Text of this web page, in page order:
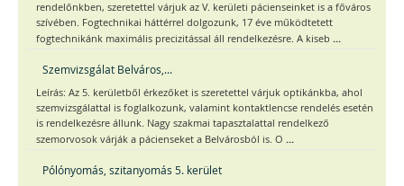
rendelőnkben, szeretettel várjuk az V. kerületi pácienseinket is a főváros
szívében. Fogtechnikai háttérrel dolgozunk, 17 éve működtetett
fogtechnikánk maximális precizitással áll rendelkezésre. A kiseb ...
Szemvizsgálat Belváros,...
Leírás: Az 5. kerületből érkezőket is szeretettel várjuk optikánkba, ahol
szemvizsgálattal is foglalkozunk, valamint kontaktlencse rendelés esetén
is rendelkezésre állunk. Nagy szakmai tapasztalattal rendelkező
szemorvosok várják a pácienseket a Belvárosból is. O ...
Pólónyomás, szitanyomás 5. kerület